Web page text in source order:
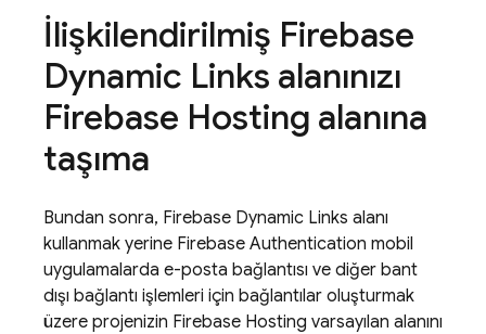
İlişkilendirilmiş Firebase
Dynamic Links alanınızı
Firebase Hosting alanına
taşıma
Bundan sonra, Firebase Dynamic Links alanı
kullanmak yerine Firebase Authentication mobil
uygulamalarda e-posta bağlantısı ve diğer bant
dışı bağlantı işlemleri için bağlantılar oluşturmak
üzere projenizin Firebase Hosting varsayılan alanını